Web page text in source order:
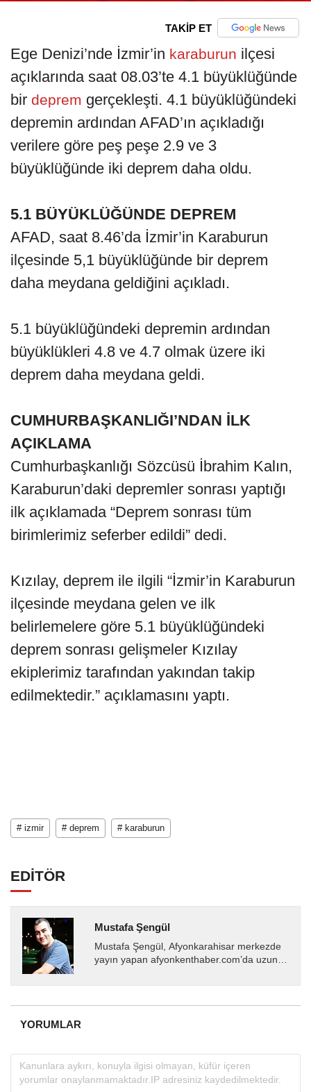
TAKİP ET
Ege Denizi’nde İzmir’in karaburun ilçesi
açıklarında saat 08.03’te 4.1 büyüklüğünde
bir deprem gerçekleşti. 4.1 büyüklüğündeki
depremin ardından AFAD’ın açıkladığı
verilere göre peş peşe 2.9 ve 3
büyüklüğünde iki deprem daha oldu.
5.1 BÜYÜKLÜĞÜNDE DEPREM
AFAD, saat 8.46’da İzmir’in Karaburun
ilçesinde 5,1 büyüklüğünde bir deprem
daha meydana geldiğini açıkladı.
5.1 büyüklüğündeki depremin ardından
büyüklükleri 4.8 ve 4.7 olmak üzere iki
deprem daha meydana geldi.
CUMHURBAŞKANLIĞI’NDAN İLK
AÇIKLAMA
Cumhurbaşkanlığı Sözcüsü İbrahim Kalın,
Karaburun’daki depremler sonrası yaptığı
ilk açıklamada “Deprem sonrası tüm
birimlerimiz seferber edildi” dedi.
Kızılay, deprem ile ilgili “İzmir’in Karaburun
ilçesinde meydana gelen ve ilk
belirlemelere göre 5.1 büyüklüğündeki
deprem sonrası gelişmeler Kızılay
ekiplerimiz tarafından yakından takip
edilmektedir.” açıklamasını yaptı.
# izmir # deprem # karaburun
EDİTÖR
Mustafa Şengül
Mustafa Şengül, Afyonkarahisar merkezde
yayın yapan afyonkenthaber.com’da uzun
almakta, haber akışı...
YORUMLAR